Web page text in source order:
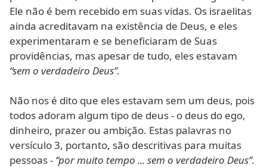
Ele não é bem recebido em suas vidas. Os israelitas
ainda acreditavam na existência de Deus, e eles
experimentaram e se beneficiaram de Suas
providências, mas apesar de tudo, eles estavam
“sem o verdadeiro Deus”.
Não nos é dito que eles estavam sem um deus, pois
todos adoram algum tipo de deus - o deus do ego,
dinheiro, prazer ou ambição. Estas palavras no
versículo 3, portanto, são descritivas para muitas
pessoas - “por muito tempo ... sem o verdadeiro Deus”.